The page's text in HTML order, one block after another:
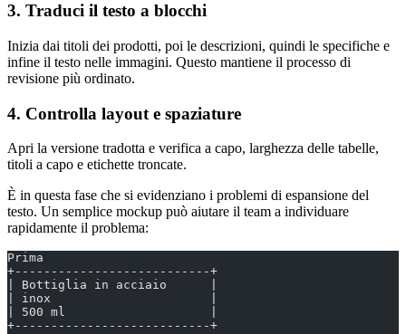
3. Traduci il testo a blocchi
Inizia dai titoli dei prodotti, poi le descrizioni, quindi le specifiche e
infine il testo nelle immagini. Questo mantiene il processo di
revisione più ordinato.
4. Controlla layout e spaziature
Apri la versione tradotta e verifica a capo, larghezza delle tabelle,
titoli a capo e etichette troncate.
È in questa fase che si evidenziano i problemi di espansione del
testo. Un semplice mockup può aiutare il team a individuare
rapidamente il problema:
Prima
+---------------------------+
| Bottiglia in acciaio      |
| inox                      |
| 500 ml                    |
+---------------------------+